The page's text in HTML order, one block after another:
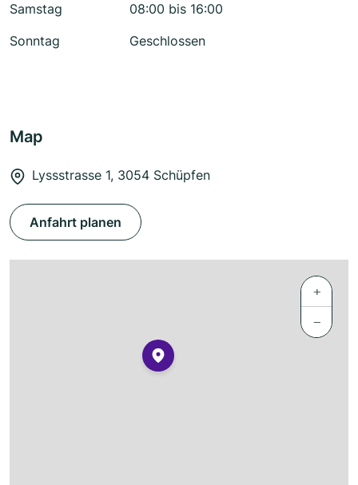
Samstag
08:00 bis 16:00
Sonntag
Geschlossen
Map
Lyssstrasse 1, 3054 Schüpfen
Anfahrt planen
+
−